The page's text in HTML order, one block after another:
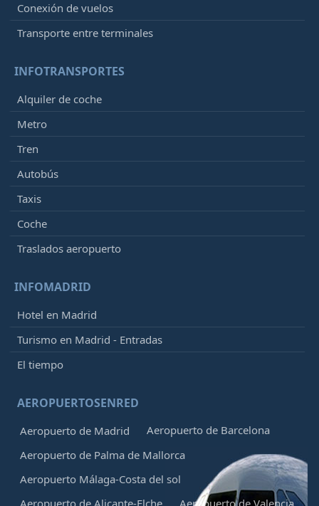
Conexión de vuelos
Transporte entre terminales
INFOTRANSPORTES
Alquiler de coche
Metro
Tren
Autobús
Taxis
Coche
Traslados aeropuerto
INFOMADRID
Hotel en Madrid
Turismo en Madrid - Entradas
El tiempo
AEROPUERTOSENRED
Aeropuerto de Madrid
Aeropuerto de Barcelona
Aeropuerto de Palma de Mallorca
Aeropuerto Málaga-Costa del sol